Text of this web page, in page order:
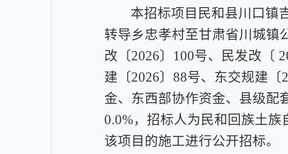
本招标项目民和县川口镇
转导乡忠孝村至甘肃省川城镇
改〔2026〕100号、民发改〔
建〔2026〕88号、东交规建
金、东西部协作资金、县级配
0.0%，招标人为民和回族土
该项目的施工进行公开招标。